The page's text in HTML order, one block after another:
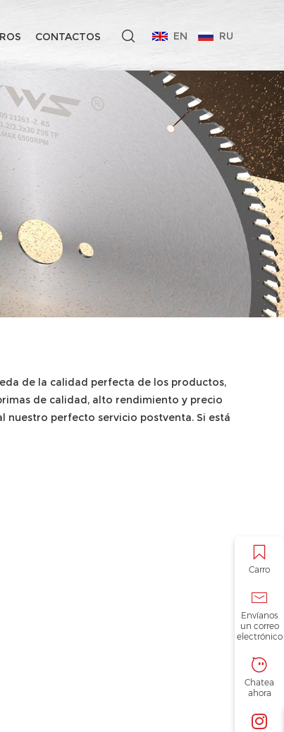
EN RU
CONTACTOS
de la calidad perfecta de los productos,
de calidad, alto rendimiento y precio
nuestro perfecto servicio postventa. Si está
Carro
Envíanos
un correo
electrónico
Chatea
ahora